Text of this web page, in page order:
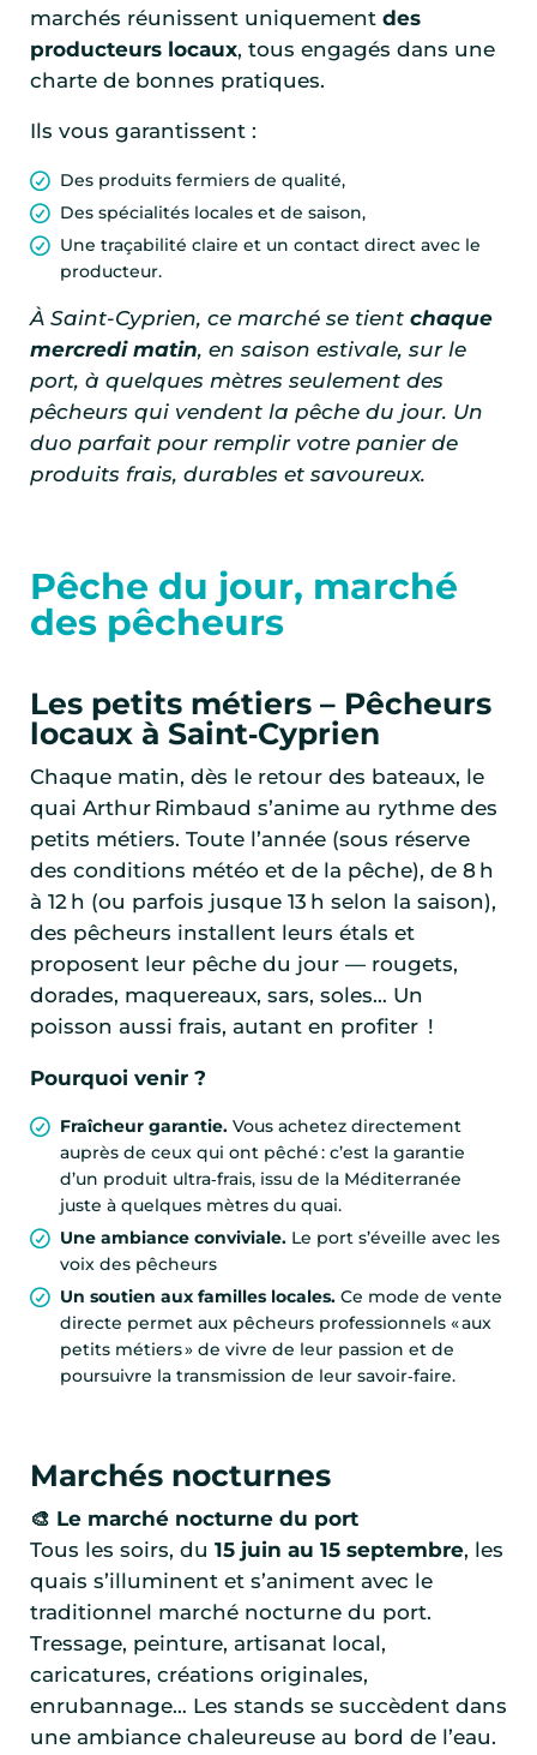
marchés réunissent uniquement des
producteurs locaux, tous engagés dans une
charte de bonnes pratiques.
Ils vous garantissent :
Des produits fermiers de qualité,
Des spécialités locales et de saison,
Une traçabilité claire et un contact direct avec le
producteur.
À Saint-Cyprien, ce marché se tient chaque
mercredi matin, en saison estivale, sur le
port, à quelques mètres seulement des
pêcheurs qui vendent la pêche du jour. Un
duo parfait pour remplir votre panier de
produits frais, durables et savoureux.
Pêche du jour, marché
des pêcheurs
Les petits métiers – Pêcheurs
locaux à Saint‑Cyprien
Chaque matin, dès le retour des bateaux, le
quai Arthur Rimbaud s’anime au rythme des
petits métiers. Toute l’année (sous réserve
des conditions météo et de la pêche), de 8 h
à 12 h (ou parfois jusque 13 h selon la saison),
des pêcheurs installent leurs étals et
proposent leur pêche du jour — rougets,
dorades, maquereaux, sars, soles… Un
poisson aussi frais, autant en profiter !
Pourquoi venir ?
Fraîcheur garantie. Vous achetez directement
auprès de ceux qui ont pêché : c’est la garantie
d’un produit ultra‑frais, issu de la Méditerranée
juste à quelques mètres du quai.
Une ambiance conviviale. Le port s’éveille avec les
voix des pêcheurs
Un soutien aux familles locales. Ce mode de vente
directe permet aux pêcheurs professionnels « aux
petits métiers » de vivre de leur passion et de
poursuivre la transmission de leur savoir‑faire.
Marchés nocturnes
🎨 Le marché nocturne du port
Tous les soirs, du 15 juin au 15 septembre, les
quais s’illuminent et s’animent avec le
traditionnel marché nocturne du port.
Tressage, peinture, artisanat local,
caricatures, créations originales,
enrubannage… Les stands se succèdent dans
une ambiance chaleureuse au bord de l’eau.